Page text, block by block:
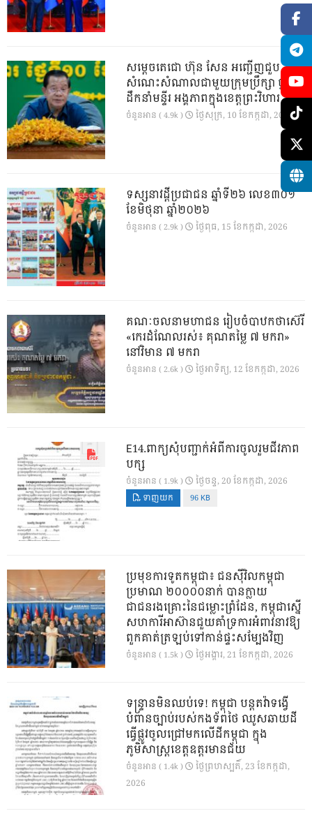
សម្តេចតេជោ ហ៊ុន សែន អញ្ជើញជួប
សំណេះសំណាលជាមួយក្រុមប្រឹក្សា ថ្នាក់
ដឹកនាំមន្ទីរ អង្គភាពក្នុងខេត្តព្រះវិហារ
ចំនួនអាន ( 4.9k ) ថ្ងៃ​សុក្រ, 10 ខែ​កក្កដា, 2026
ទស្សនាវដ្ដីប្រជាជន ឆ្នាំទី២៦ លេខ៣០១
ខែមិថុនា ឆ្នាំ២០២៦
ចំនួនអាន ( 2.9k ) ថ្ងៃ​ពុធ, 15 ខែ​កក្កដា, 2026
គណៈចលនាមហាជន រៀបចំបាឋកថាស៊េរី
«កេរដំណែលរស់៖ គុណតម្លៃ ៧ មករា»
នៅវិមាន ៧ មករា
ចំនួនអាន ( 2.6k ) ថ្ងៃ​អាទិត្យ, 12 ខែ​កក្កដា, 2026
E14.ពាក្យសុំបញ្ជាក់អំពីការចូលរួមជីវភាព
បក្ស
ចំនួនអាន ( 1.9k ) ថ្ងៃ​ចន្ទ, 20 ខែ​កក្កដា, 2026
ទាញយក 96 KB
ប្រមុខការទូតកម្ពុជា៖ ជនស៊ីវិលកម្ពុជា
ប្រមាណ ២០០០០នាក់ បានក្លាយ
ជាជនរងគ្រោះនៃជម្លោះព្រំដែន, កម្ពុជាស្នើ
សហការីអាស៊ានជួយគាំទ្រការអំពាវនាវឱ្យ
ពួកគាត់ត្រឡប់ទៅកាន់ផ្ទះសម្បែងវិញ
ចំនួនអាន ( 1.5k ) ថ្ងៃ​អង្គារ, 21 ខែ​កក្កដា, 2026
ទន្ទ្រានមិនឈប់ទេ! កម្ពុជា បន្តតវ៉ាទង្វើ
បំពានច្បាប់របស់កងទ័ពថៃ ឈូសឆាយដី
ធ្វើផ្លូវចូលជ្រៅមកលើដីកម្ពុជា ក្នុង
ភូមិសាស្ត្រខេត្តឧត្តរមានជ័យ
ចំនួនអាន ( 1.4k )
ថ្ងៃ​ព្រហស្បតិ៍, 23 ខែ​កក្កដា,
2026